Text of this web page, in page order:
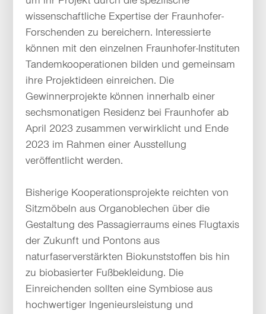
wissenschaftliche Expertise der Fraunhofer-
Forschenden zu bereichern. Interessierte
können mit den einzelnen Fraunhofer-Instituten
Tandemkooperationen bilden und gemeinsam
ihre Projektideen einreichen. Die
Gewinnerprojekte können innerhalb einer
sechsmonatigen Residenz bei Fraunhofer ab
April 2023 zusammen verwirklicht und Ende
2023 im Rahmen einer Ausstellung
veröffentlicht werden.
Bisherige Kooperationsprojekte reichten von
Sitzmöbeln aus Organoblechen über die
Gestaltung des Passagierraums eines Flugtaxis
der Zukunft und Pontons aus
naturfaserverstärkten Biokunststoffen bis hin
zu biobasierter Fußbekleidung. Die
Einreichenden sollten eine Symbiose aus
hochwertiger Ingenieursleistung und